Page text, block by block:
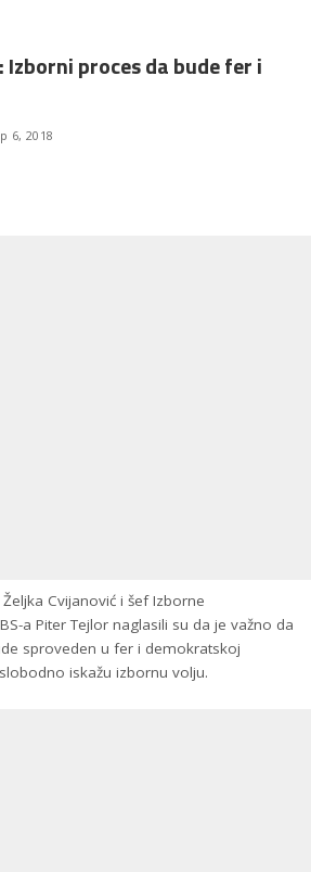
proces da bude fer i
6, 2018
Cvijanović i šef Izborne
a Piter Tejlor naglasili su da je važno da
sproveden u fer i demokratskoj
iskažu izbornu volju.